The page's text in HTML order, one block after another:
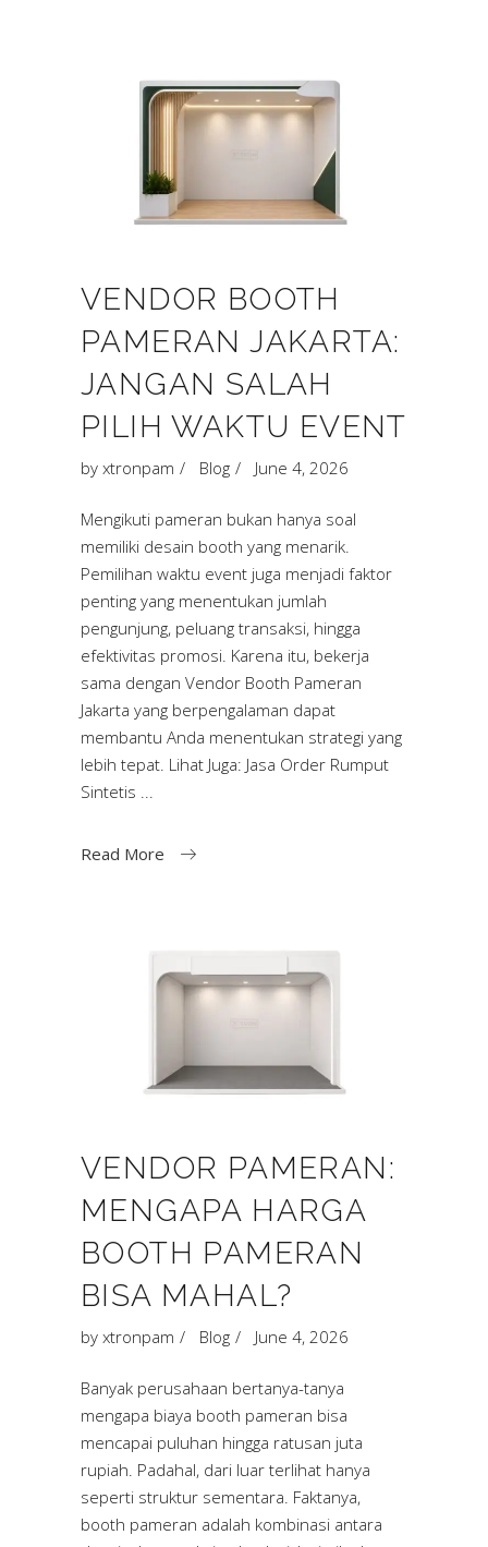
VENDOR BOOTH
PAMERAN JAKARTA:
JANGAN SALAH
PILIH WAKTU EVENT
by xtronpam Blog June 4, 2026
Mengikuti pameran bukan hanya soal
memiliki desain booth yang menarik.
Pemilihan waktu event juga menjadi faktor
penting yang menentukan jumlah
pengunjung, peluang transaksi, hingga
efektivitas promosi. Karena itu, bekerja
sama dengan Vendor Booth Pameran
Jakarta yang berpengalaman dapat
membantu Anda menentukan strategi yang
lebih tepat. Lihat Juga: Jasa Order Rumput
Sintetis
Read More
VENDOR PAMERAN:
MENGAPA HARGA
BOOTH PAMERAN
BISA MAHAL?
by xtronpam Blog June 4, 2026
Banyak perusahaan bertanya-tanya
mengapa biaya booth pameran bisa
mencapai puluhan hingga ratusan juta
rupiah. Padahal, dari luar terlihat hanya
seperti struktur sementara. Faktanya,
booth pameran adalah kombinasi antara